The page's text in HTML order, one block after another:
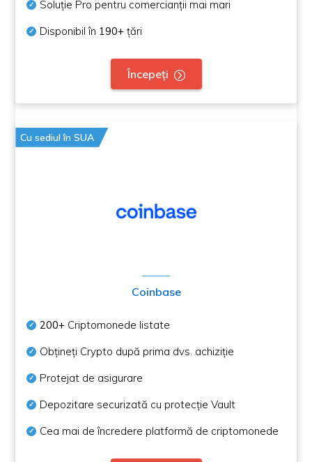
Soluție Pro pentru comercianții mai mari
Disponibil în 190+ țări
Începeți
Cu sediul în SUA
Coinbase
200+ Criptomonede listate
Obțineți Crypto după prima dvs. achiziție
Protejat de asigurare
Depozitare securizată cu protecție Vault
Cea mai de încredere platformă de criptomonede